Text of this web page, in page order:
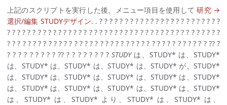
上記のスクリプトを実行した後、メニュー項目を使用して研究 →
選択/編集 STUDYデザイン. . ? ? ? ? ? ? ? ? ? ? ? ? ? ? ? ? ? ? ? ? ? ? ? ?
? ? ? ? ? ? ? ? ? ? ? ? ? ? ? ? ? ? ? ? ? ? ? ? ? ? ? ? ? ? ? ? ? ? ? ? ? ? ? ? ? ?
? ? ? ? ? ? ? ? ? ? ? ? ? ? ? ? ? ? ? ? ? ? ? ? ? ? ? ? ? ? ? ? ? ? ? ? ? ? ? ?? ?
? ? ? ? ? ? ? ? ? ?? ? ? ? ? ? ? ? ?STUDYは、STUDY* は、STUDY*
は、STUDY* は、STUDY* は、STUDY* は、STUDY* が、STUDY*
は、STUDY* は、STUDY* は、STUDY* は、STUDY* は、STUDY*
は、STUDY* は、STUDY* は、STUDY* は、STUDY* は、STUDY*
は、STUDY* は、STUDY* より、STUDY* は、STUDY* は、